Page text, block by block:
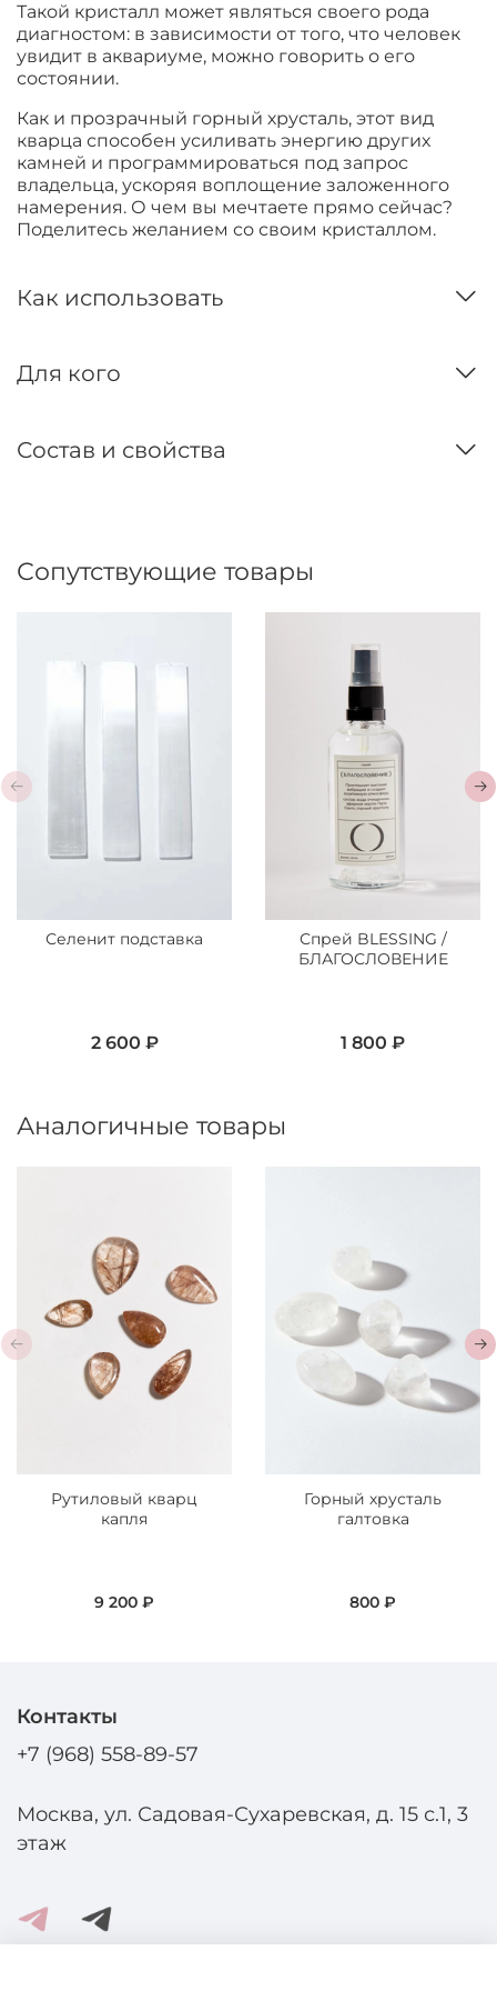
Такой кристалл может являться своего рода
диагностом: в зависимости от того, что человек
увидит в аквариуме, можно говорить о его
состоянии.
Как и прозрачный горный хрусталь, этот вид
кварца способен усиливать энергию других
камней и программироваться под запрос
владельца, ускоряя воплощение заложенного
намерения. О чем вы мечтаете прямо сейчас?
Поделитесь желанием со своим кристаллом.
Как использовать
Для кого
Состав и свойства
Сопутствующие товары
Селенит подставка
2 600 ₽
Спрей BLESSING /
БЛАГОСЛОВЕНИЕ
1 800 ₽
Аналогичные товары
Рутиловый кварц
капля
9 200 ₽
Горный хрусталь
галтовка
800 ₽
Контакты
+7 (968) 558-89-57
Москва, ул. Садовая-Сухаревская, д. 15 с.1, 3
этаж